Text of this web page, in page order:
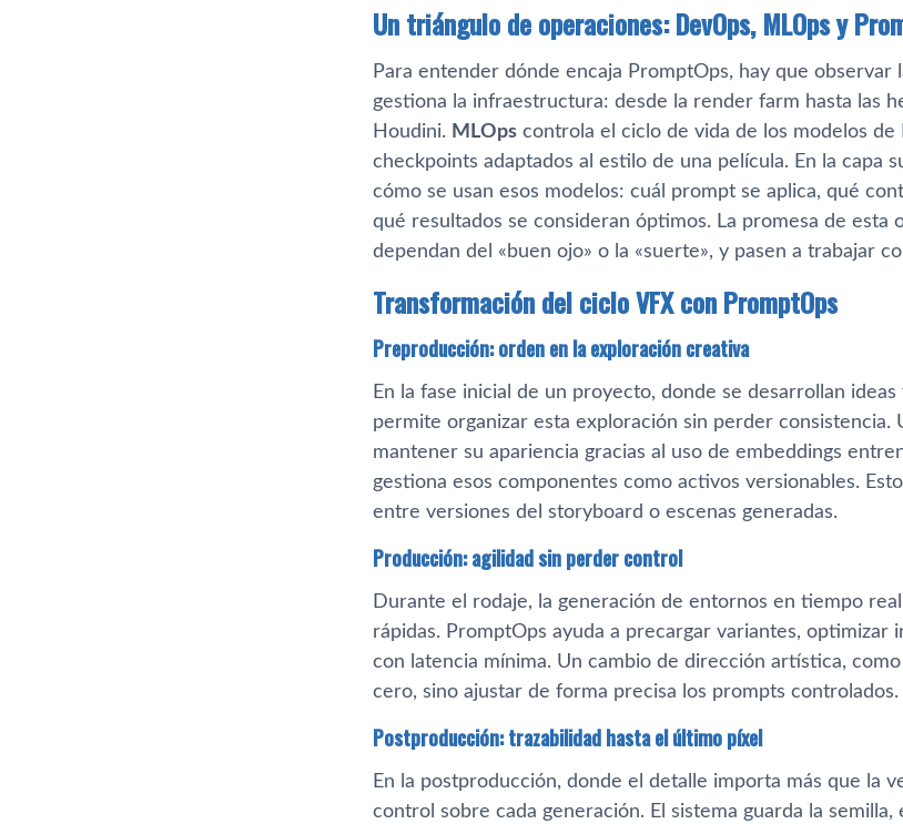
Un triángulo de operaciones: DevOps, MLOps y
Para entender dónde encaja PromptOps, hay que
gestiona la infraestructura: desde la render farm hasta las
Houdini. MLOps controla el ciclo de vida de los modelos
checkpoints adaptados al estilo de una película. En la capa
cómo se usan esos modelos: cuál prompt se aplica, qué
qué resultados se consideran óptimos. La promesa de esta
dependan del «buen ojo» o la «suerte», y pasen a trabajar
Transformación del ciclo VFX con PromptOps
Preproducción: orden en la exploración creativa
En la fase inicial de un proyecto, donde se desarrollan
permite organizar esta exploración sin perder consistencia.
mantener su apariencia gracias al uso de embeddings
gestiona esos componentes como activos versionables.
entre versiones del storyboard o escenas generadas.
Producción: agilidad sin perder control
Durante el rodaje, la generación de entornos en tiempo
rápidas. PromptOps ayuda a precargar variantes, optimizar
con latencia mínima. Un cambio de dirección artística,
cero, sino ajustar de forma precisa los prompts controlados.
Postproducción: trazabilidad hasta el último píxel
En la postproducción, donde el detalle importa más que la
control sobre cada generación. El sistema guarda la